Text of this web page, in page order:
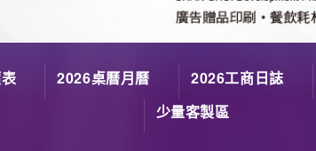
2026桌曆月曆 2026工商日誌
少量客製區